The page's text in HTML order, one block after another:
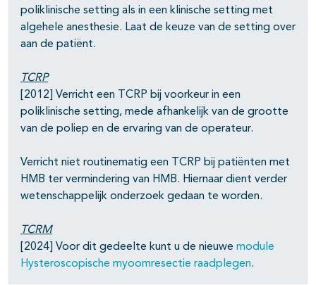
poliklinische setting als in een klinische setting met
algehele anesthesie. Laat de keuze van de setting over
aan de patiënt.
TCRP
[2012] Verricht een TCRP bij voorkeur in een
poliklinische setting, mede afhankelijk van de grootte
van de poliep en de ervaring van de operateur.
Verricht niet routinematig een TCRP bij patiënten met
HMB ter vermindering van HMB. Hiernaar dient verder
wetenschappelijk onderzoek gedaan te worden.
TCRM
[2024] Voor dit gedeelte kunt u de nieuwe module
Hysteroscopische myoomresectie raadplegen.